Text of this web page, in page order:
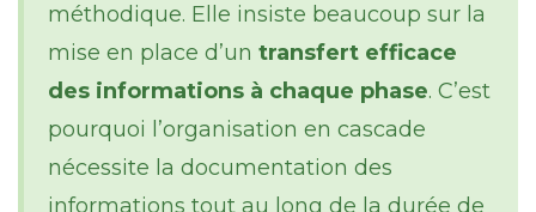
méthodique. Elle insiste beaucoup sur la
mise en place d’un transfert efficace
des informations à chaque phase. C’est
pourquoi l’organisation en cascade
nécessite la documentation des
informations tout au long de la durée de